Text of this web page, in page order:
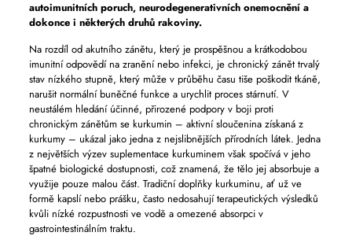
autoimunitních poruch, neurodegenerativních onemocnění a
dokonce i některých druhů rakoviny.
Na rozdíl od akutního zánětu, který je prospěšnou a krátkodobou
imunitní odpovědí na zranění nebo infekci, je chronický zánět trvalý
stav nízkého stupně, který může v průběhu času tiše poškodit tkáně,
narušit normální buněčné funkce a urychlit proces stárnutí. V
neustálém hledání účinné, přirozené podpory v boji proti
chronickým zánětům se kurkumin – aktivní sloučenina získaná z
kurkumy – ukázal jako jedna z nejslibnějších přírodních látek. Jedna
z největších výzev suplementace kurkuminem však spočívá v jeho
špatné biologické dostupnosti, což znamená, že tělo jej absorbuje a
využije pouze malou část. Tradiční doplňky kurkuminu, ať už ve
formě kapslí nebo prášku, často nedosahují terapeutických výsledků
kvůli nízké rozpustnosti ve vodě a omezené absorpci v
gastrointestinálním traktu.